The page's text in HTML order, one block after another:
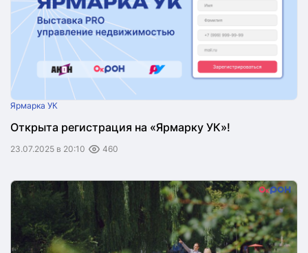
Ярмарка УК
Открыта регистрация на «Ярмарку УК»!
23.07.2025 в 20:10 460